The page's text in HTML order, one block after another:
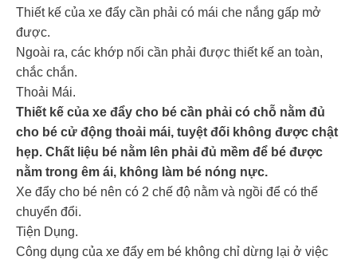
Thiết kế của xe đẩy cần phải có mái che nắng gấp mở
được.
Ngoài ra, các khớp nối cần phải được thiết kế an toàn,
chắc chắn.
Thoải Mái.
Thiết kế của xe đẩy cho bé cần phải có chỗ nằm đủ
cho bé cử động thoải mái, tuyệt đối không được chật
hẹp. Chất liệu bé nằm lên phải đủ mềm để bé được
nằm trong êm ái, không làm bé nóng nực.
Xe đẩy cho bé nên có 2 chế độ nằm và ngồi để có thể
chuyển đổi.
Tiện Dụng.
Công dụng của xe đẩy em bé không chỉ dừng lại ở việc